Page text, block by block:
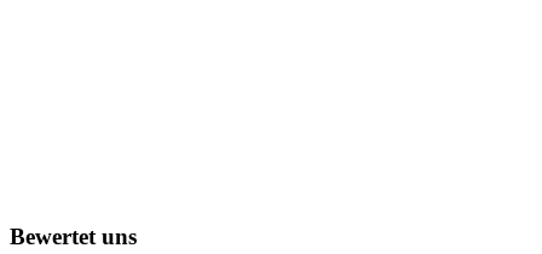
Bewertet uns